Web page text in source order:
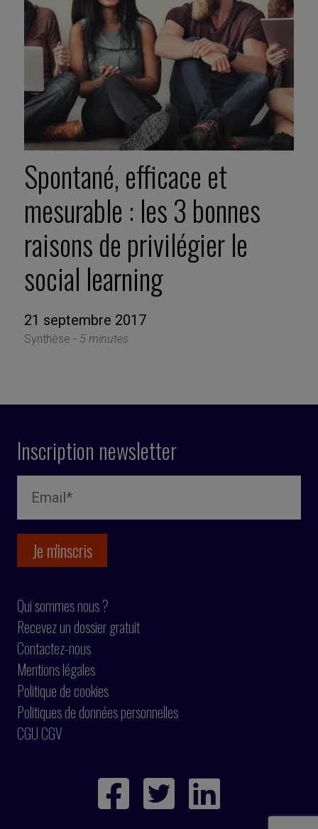
Spontané, efficace et
mesurable : les 3 bonnes
raisons de privilégier le
social learning
21 septembre 2017
Synthèse - 5 minutes
Inscription newsletter
Qui sommes nous ?
Recevez un dossier gratuit
Contactez-nous
Mentions légales
Politique de cookies
Politiques de données personnelles
CGU CGV